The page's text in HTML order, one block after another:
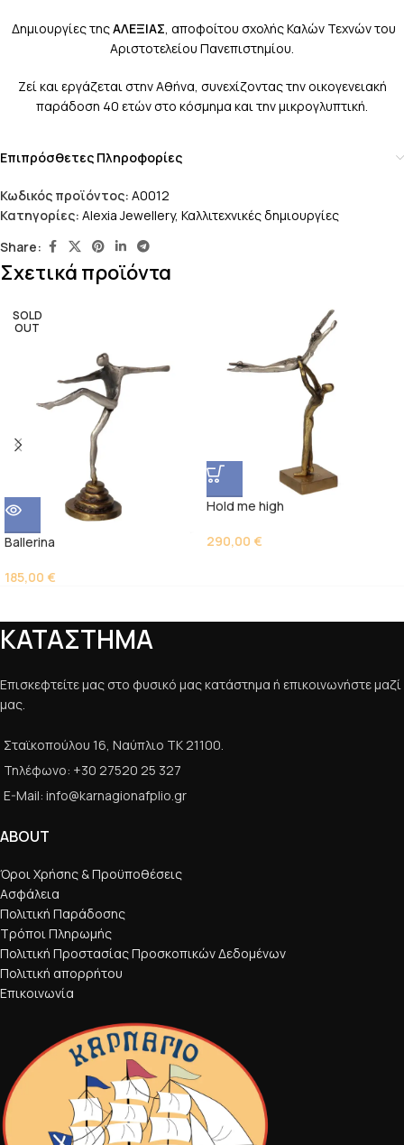
Δημιουργίες τηςΑΛΕΞΙΑΣ, αποφοίτου σχολής Καλών Τεχνών του
Αριστοτελείου Πανεπιστημίου.
Ζεί και εργάζεται στην Αθήνα, συνεχίζοντας την οικογενειακή
παράδοση 40 ετών στο κόσμημα και την μικρογλυπτική.
Επιπρόσθετες Πληροφορίες
Κωδικός προϊόντος: A0012
Κατηγορίες: Alexia Jewellery, Καλλιτεχνικές δημιουργίες
Share:
Σχετικά προϊόντα
SOLD
OUT
Ballerina
185,00 €
Hold me high
290,00 €
ΚΑΤΑΣΤΗΜΑ
Επισκεφτείτε μας στο φυσικό μας κατάστημα ή επικοινωνήστε μαζί
μας.
Σταϊκοπούλου 16, Ναύπλιο ΤΚ 21100.
Τηλέφωνο: +30 27520 25 327
E-Mail: info@karnagionafplio.gr
ABOUT
Όροι Χρήσης & Προϋποθέσεις
Ασφάλεια
Πολιτική Παράδοσης
Τρόποι Πληρωμής
Πολιτική Προστασίας Προσκοπικών Δεδομένων
Πολιτική απορρήτου
Επικοινωνία